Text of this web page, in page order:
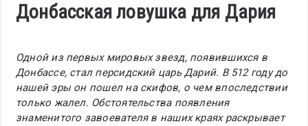
Донбасская ловушка для Дария
Одной из первых мировых звезд, появившихся в
Донбассе, стал персидский царь Дарий. В 512 году до
нашей эры он пошел на скифов, о чем впоследствии
только жалел. Обстоятельства появления
знаменитого завоевателя в наших краях раскрывает